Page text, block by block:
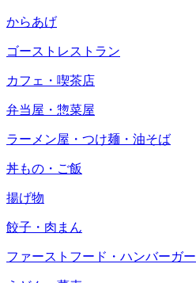
からあげ
ゴーストレストラン
カフェ・喫茶店
弁当屋・惣菜屋
ラーメン屋・つけ麺・油そば
丼もの・ご飯
揚げ物
餃子・肉まん
ファーストフード・ハンバーガー